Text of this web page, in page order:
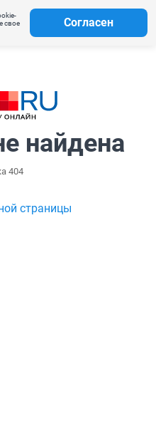
свое
Согласен
найдена
404
страницы